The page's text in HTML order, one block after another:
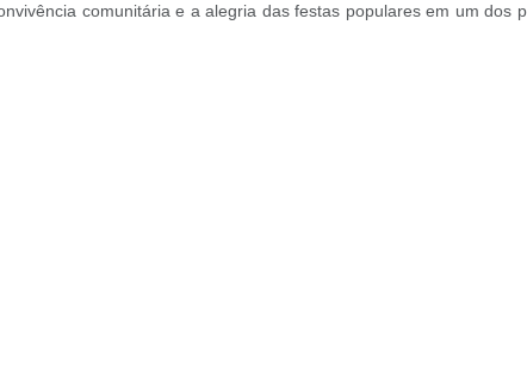
comunitária e a alegria das festas populares em um dos